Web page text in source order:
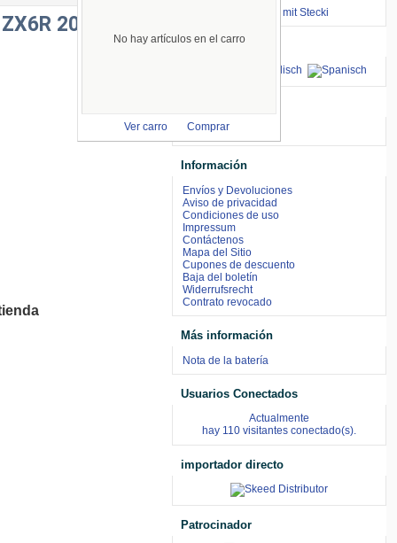
No hay artículos en el carro
Ver carro Comprar
2007-
⇒ zum Renntraining mit Stecki
Idiomas
Información
Envíos y Devoluciones
Aviso de privacidad
Condiciones de uso
Impressum
Contáctenos
Mapa del Sitio
Cupones de descuento
Baja del boletín
Widerrufsrecht
Contrato revocado
Más información
Nota de la batería
Usuarios Conectados
Actualmente
hay 110 visitantes conectado(s).
importador directo
Patrocinador